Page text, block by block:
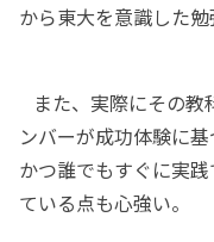
から東大を意識した勉
また、実際にその教
ンバーが成功体験に
かつ誰でもすぐに実
ている点も心強い。